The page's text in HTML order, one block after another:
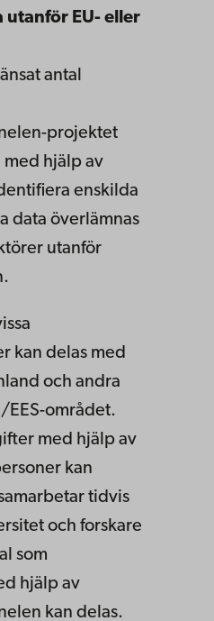
EU- eller
antal
projektet
med hjälp av
enskilda
data överlämnas
utanför
kan delas med
och andra
EES-området.
med hjälp av
kan
tidvis
och forskare
som
hjälp av
kan delas.